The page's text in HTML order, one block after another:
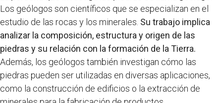
Los geólogos son científicos que se especializan en el
estudio de las rocas y los minerales. Su trabajo implica
analizar la composición, estructura y origen de las
piedras y su relación con la formación de la Tierra.
Además, los geólogos también investigan cómo las
piedras pueden ser utilizadas en diversas aplicaciones,
como la construcción de edificios o la extracción de